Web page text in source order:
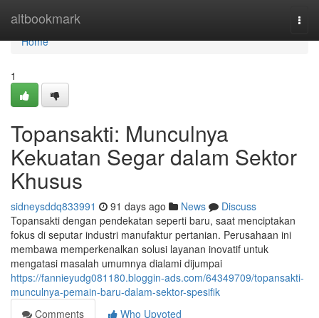
altbookmark
Home
Home
1
Topansakti: Munculnya
Kekuatan Segar dalam Sektor
Khusus
sidneysddq833991 91 days ago News
Discuss
Topansakti dengan pendekatan seperti baru, saat menciptakan
fokus di seputar industri manufaktur pertanian. Perusahaan ini
membawa memperkenalkan solusi layanan inovatif untuk
mengatasi masalah umumnya dialami dijumpai
https://fannieyudg081180.bloggin-ads.com/64349709/topansakti-
munculnya-pemain-baru-dalam-sektor-spesifik
Comments
Who Upvoted